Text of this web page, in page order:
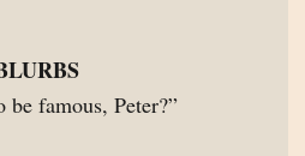
famous, Peter?”